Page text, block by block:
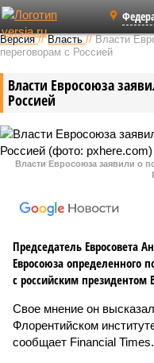
Версия //Власть //Власти
переговорам с Россией
Власти Евросоюза
Россией
Власти Евросоюза заявили о
Председатель Евросовета
Евросоюза определенного
с российским
Свое мнение он
Флорентийском
сообщает Financial Times.